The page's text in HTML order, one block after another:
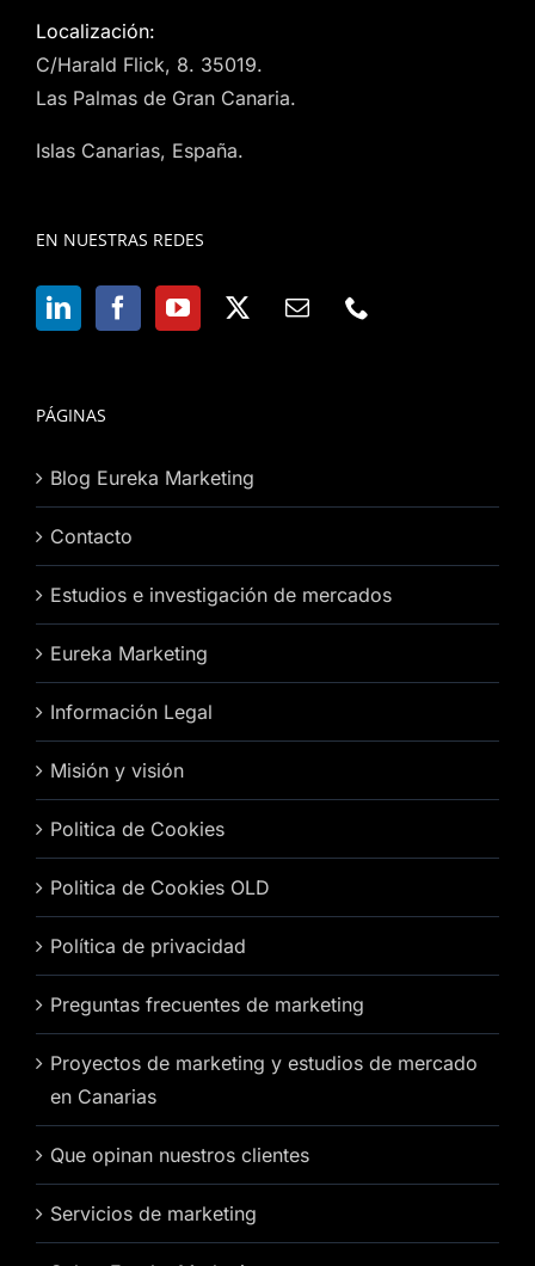
Localización:
C/Harald Flick, 8. 35019.
Las Palmas de Gran Canaria.
Islas Canarias, España.
EN NUESTRAS REDES
PÁGINAS
Blog Eureka Marketing
Contacto
Estudios e investigación de mercados
Eureka Marketing
Información Legal
Misión y visión
Politica de Cookies
Politica de Cookies OLD
Política de privacidad
Preguntas frecuentes de marketing
Proyectos de marketing y estudios de mercado
en Canarias
Que opinan nuestros clientes
Servicios de marketing